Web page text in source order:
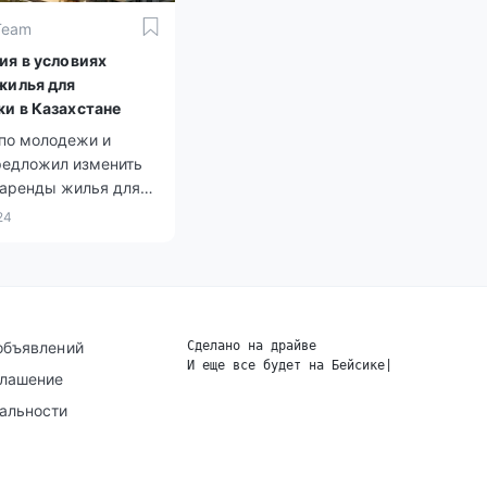
в условиях
для
в Казахстане
молодежи и
изменить
жилья для
утвержденные
Сделано на драйве
И еще все будет на Бейсике